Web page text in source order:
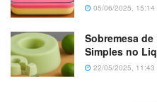
05/06/2025, 15:14
Sobremesa
Simples no
22/05/2025, 11:43